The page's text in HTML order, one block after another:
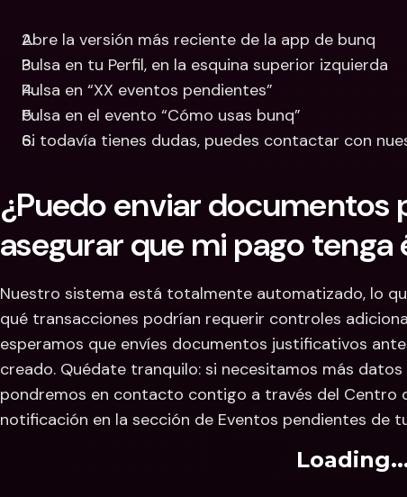
Abre la versión más reciente de la app de bunq
Pulsa en tu Perfil, en la esquina superior izquierda
Pulsa en “XX eventos pendientes”
Pulsa en el evento “Cómo usas bunq”
Si todavía tienes dudas, puedes contactar con
¿Puedo enviar documentos
asegurar que mi pago tenga
Nuestro sistema está totalmente automatizado, lo
qué transacciones podrían requerir controles
esperamos que envíes documentos justificativos
creado. Quédate tranquilo: si necesitamos más
pondremos en contacto contigo a través del Centro
notificación en la sección de Eventos pendientes de